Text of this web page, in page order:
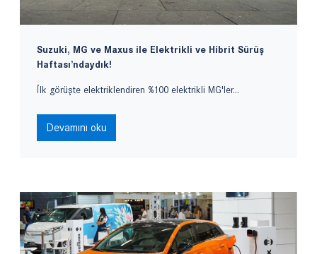
Suzuki, MG ve Maxus ile Elektrikli ve Hibrit Sürüş
Haftası’ndaydık!
İlk görüşte elektriklendiren %100 elektrikli MG'ler...
Devamını oku